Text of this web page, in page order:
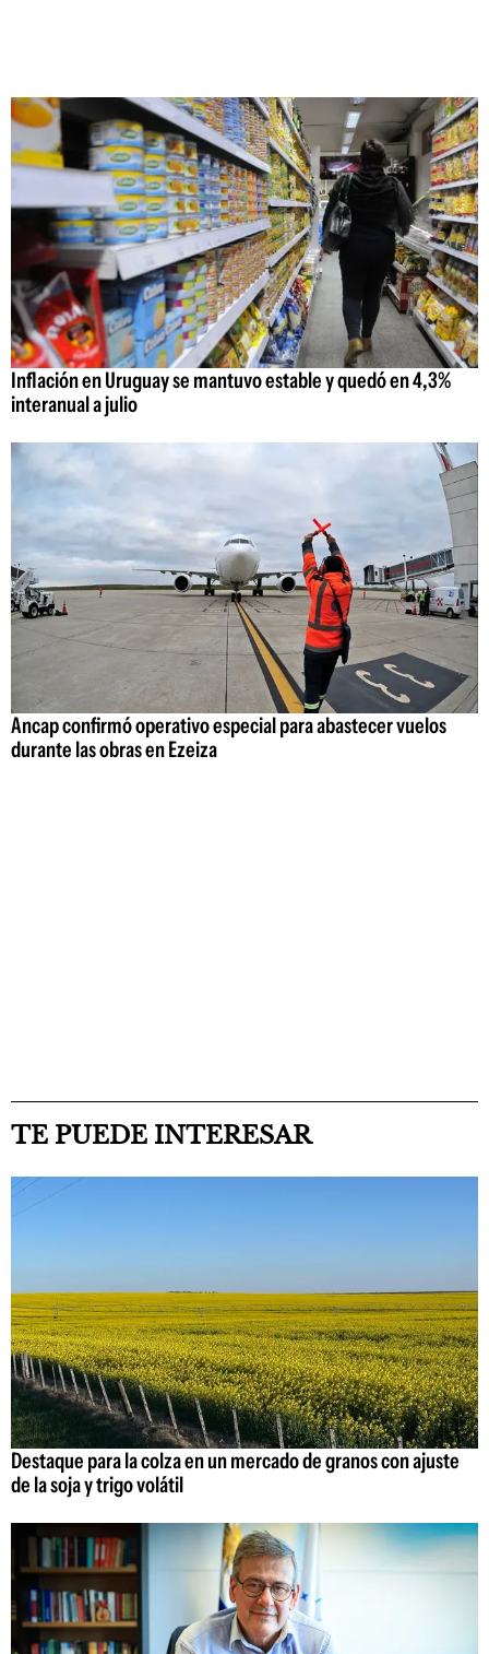
Inflación en Uruguay se mantuvo estable y quedó en 4,3%
interanual a julio
Ancap confirmó operativo especial para abastecer vuelos
durante las obras en Ezeiza
TE PUEDE INTERESAR
Destaque para la colza en un mercado de granos con ajuste
de la soja y trigo volátil